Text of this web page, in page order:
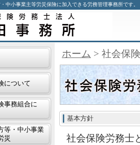
中小事業主等労災保険に加入できる労務管理事務所です。
について
事務組合に
等・中小事業
災
ホーム > 社会保
基本方針
社会保険労務士